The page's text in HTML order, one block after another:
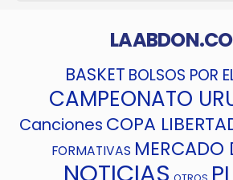
BASKET BOLSOS POR
CAMPEONATO
Canciones COPA
FORMATIVAS MERCADO
NOTICIAS